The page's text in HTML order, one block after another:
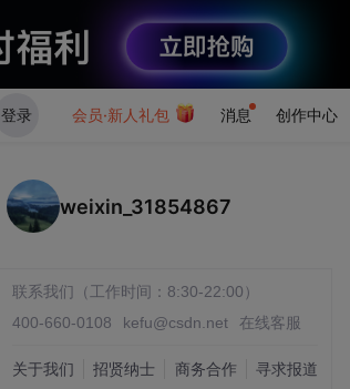
登录 会员·新人礼包 消息 创作中心
weixin_31854867
联系我们（工作时间：8:30-22:00）
400-660-0108
kefu@csdn.net 在线客服
关于我们 招贤纳士 商务合作 寻求报道